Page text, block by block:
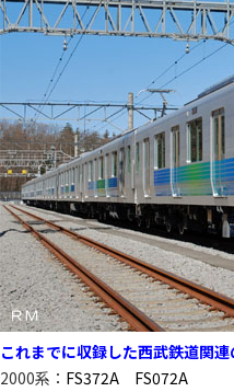
これまでに収録した西武鉄道関
2000系： FS372A
FS072A